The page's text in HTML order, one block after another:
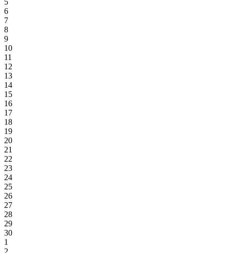
6
7
8
9
10
11
12
13
14
15
16
17
18
19
20
21
22
23
24
25
26
27
28
29
30
1
2